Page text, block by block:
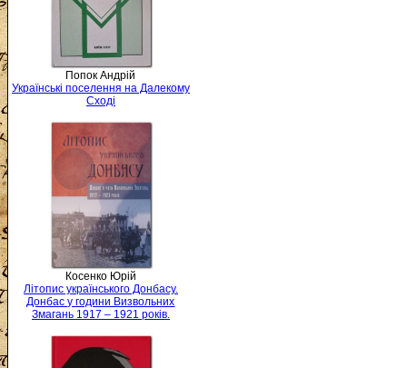
Попок Андрій
Українські поселення на Далекому
Сході
Косенко Юрій
Літопис українського Донбасу.
Донбас у години Визвольних
Змагань 1917 – 1921 років.